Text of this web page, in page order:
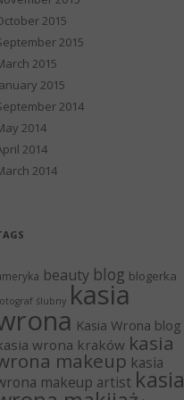
2015
2015
2015
2015
2014
2014
2014
2014
beauty blog blogerka
ślubny kasia
Kasia Wrona blog
wrona kraków kasia
makeup kasia
makeup artist kasia